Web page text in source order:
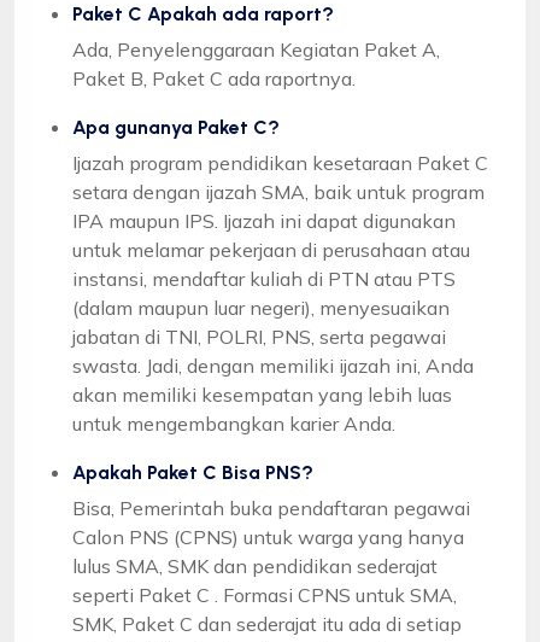
Paket C Apakah ada raport?
Ada, Penyelenggaraan Kegiatan Paket A,
Paket B, Paket C ada raportnya.
Apa gunanya Paket C?
Ijazah program pendidikan kesetaraan Paket C
setara dengan ijazah SMA, baik untuk program
IPA maupun IPS. Ijazah ini dapat digunakan
untuk melamar pekerjaan di perusahaan atau
instansi, mendaftar kuliah di PTN atau PTS
(dalam maupun luar negeri), menyesuaikan
jabatan di TNI, POLRI, PNS, serta pegawai
swasta. Jadi, dengan memiliki ijazah ini, Anda
akan memiliki kesempatan yang lebih luas
untuk mengembangkan karier Anda.
Apakah Paket C Bisa PNS?
Bisa, Pemerintah buka pendaftaran pegawai
Calon PNS (CPNS) untuk warga yang hanya
lulus SMA, SMK dan pendidikan sederajat
seperti Paket C . Formasi CPNS untuk SMA,
SMK, Paket C dan sederajat itu ada di setiap